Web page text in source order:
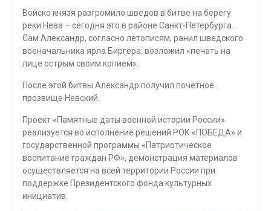
Войско князя разгромило шведов в битве на берегу
реки Нева – сегодня это в районе Санкт-Петербурга.
Сам Александр, согласно летописям, ранил шведского
военачальника ярла Биргера: возложил «печать на
лице острым своим копием».
После этой битвы Александр получил почётное
прозвище Невский.
Проект «Памятные даты военной истории России»
реализуется во исполнение решений РОК «ПОБЕДА» и
государственной программы «Патриотическое
воспитание граждан РФ», демонстрация материалов
осуществляется на всей территории России при
поддержке Президентского фонда культурных
инициатив.